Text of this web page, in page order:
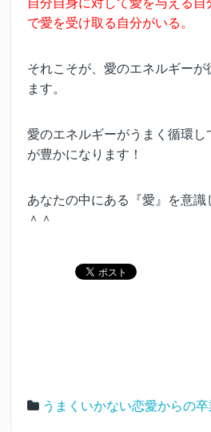
で愛を受け取る自分がいる。
それこそが、愛のエネルギーが
ます。
愛のエネルギーがうまく循環
が豊かになります！
あなたの中にある『愛』を意識
＾＾
うまくいかない恋愛からの卒